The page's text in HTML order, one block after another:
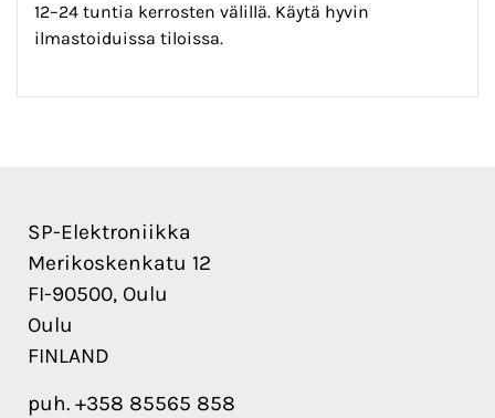
12–24 tuntia kerrosten välillä. Käytä hyvin
ilmastoiduissa tiloissa.
SP-Elektroniikka
Merikoskenkatu 12
FI-90500, Oulu
Oulu
FINLAND
puh. +358 85565 858